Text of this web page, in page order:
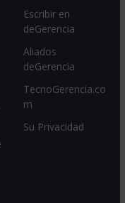
Escribir en
deGerencia
Aliados
deGerencia
TecnoGerencia.co
m
Su Privacidad